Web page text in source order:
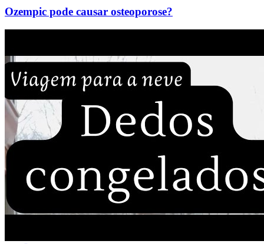
Ozempic pode causar osteoporose?